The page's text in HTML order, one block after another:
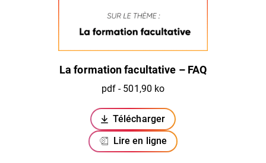
La formation facultative – FAQ
pdf - 501,90 ko
Télécharger
(ouverture dans un nouvel
Lire en ligne